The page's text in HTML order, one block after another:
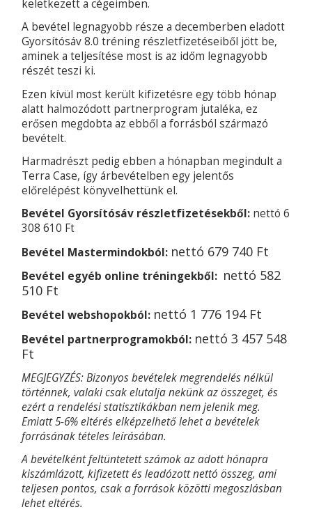
keletkezett a cégeimben.
A bevétel legnagyobb része a decemberben eladott
Gyorsítósáv 8.0 tréning részletfizetéseiből jött be,
aminek a teljesítése most is az időm legnagyobb
részét teszi ki.
Ezen kívül most került kifizetésre egy több hónap
alatt halmozódott partnerprogram jutaléka, ez
erősen megdobta az ebből a forrásból származó
bevételt.
Harmadrészt pedig ebben a hónapban megindult a
Terra Case, így árbevételben egy jelentős
előrelépést könyvelhettünk el.
Bevétel Gyorsítósáv részletfizetésekből: nettó 6
308 610 Ft
Bevétel Mastermindokból: nettó 679 740 Ft
Bevétel egyéb online tréningekből: nettó 582
510 Ft
Bevétel webshopokból: nettó 1 776 194 Ft
Bevétel partnerprogramokból: nettó3 457 548
Ft
MEGJEGYZÉS: Bizonyos bevételek megrendelés nélkül
történnek, valaki csak elutalja nekünk az összeget, és
ezért a rendelési statisztikákban nem jelenik meg.
Emiatt 5-6% eltérés elképzelhető lehet a bevételek
forrásának tételes leírásában.
A bevételként feltüntetett számok az adott hónapra
kiszámlázott, kifizetett és leadózott nettó összeg, ami
teljesen pontos, csak a források közötti megoszlásban
lehet eltérés.